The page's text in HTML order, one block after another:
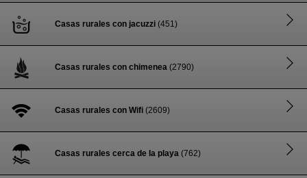
Casas rurales con jacuzzi (451)
Casas rurales con chimenea (2790)
Casas rurales con Wifi (2609)
Casas rurales cerca de la playa (762)